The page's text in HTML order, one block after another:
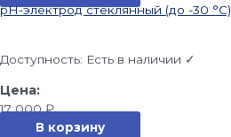
pH-электрод стеклянный (до -30 °С)
Доступность: Есть в наличии ✓
17 000₽
В корзину